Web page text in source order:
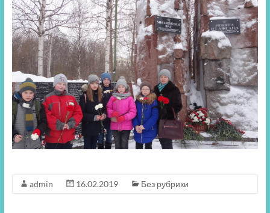
admin 16.02.2019 Без рубрики